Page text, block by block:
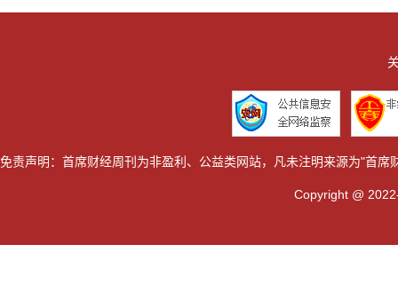
免责声明：首席财经周刊为非盈利、公益类网站，凡未注明来源为"首
Copyright @